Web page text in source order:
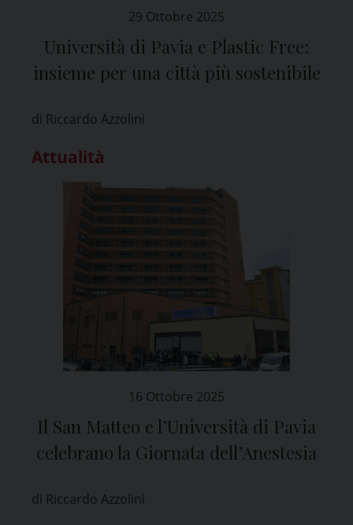
29 Ottobre 2025
Università di Pavia e Plastic Free:
insieme per una città più sostenibile
di Riccardo Azzolini
Attualità
16 Ottobre 2025
Il San Matteo e l’Università di Pavia
celebrano la Giornata dell’Anestesia
di Riccardo Azzolini